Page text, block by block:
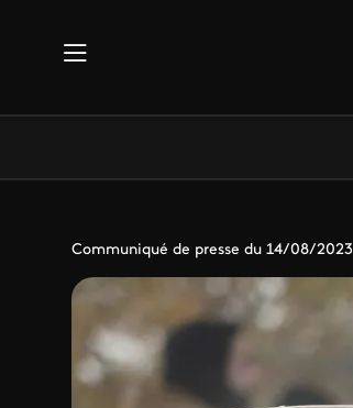
Communiqué de presse du 14/08/2023